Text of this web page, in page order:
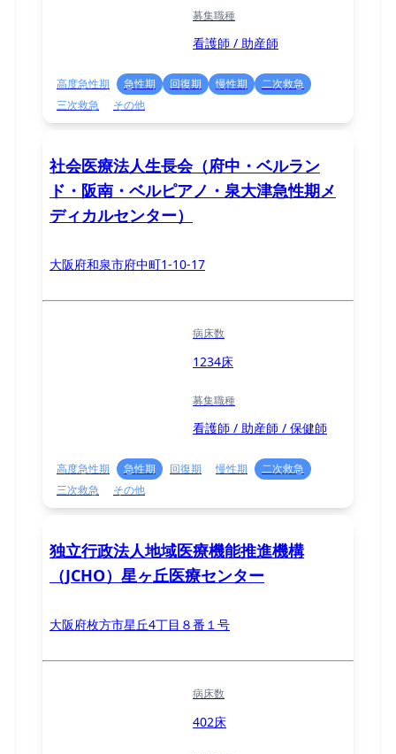
募集職種
看護師 / 助産師
高度急性期 急性期 回復期 慢性期
二次救急
三次救急
その他
社会医療法人生長会（府中・ベルラン
ド・阪南・ベルピアノ・泉大津急性期メ
ディカルセンター）
大阪府和泉市府中町1-10-17
病床数
1234床
募集職種
看護師 / 助産師 / 保健師
高度急性期 急性期 回復期 慢性期
二次救急
三次救急
その他
独立行政法人地域医療機能推進機構
（JCHO）星ヶ丘医療センター
大阪府枚方市星丘4丁目８番１号
病床数
402床